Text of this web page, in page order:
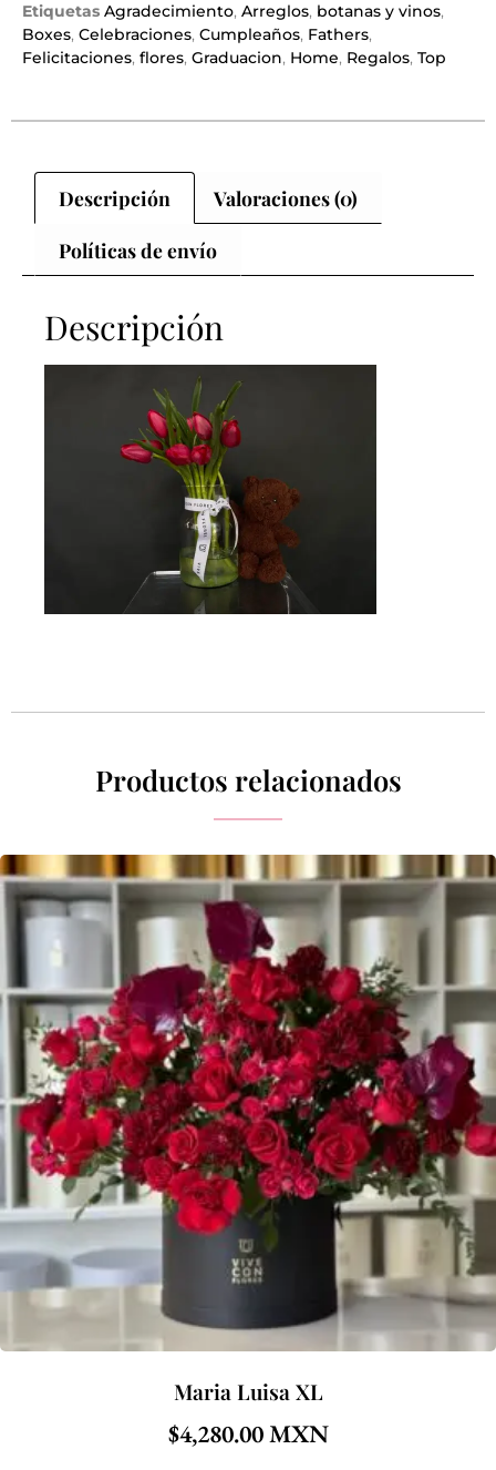
Etiquetas Agradecimiento, Arreglos, botanas y vinos,
Boxes, Celebraciones, Cumpleaños, Fathers,
Felicitaciones, flores, Graduacion, Home, Regalos, Top
Descripción Valoraciones (0)
Políticas de envío
Descripción
Productos relacionados
Maria Luisa XL
$4,280.00